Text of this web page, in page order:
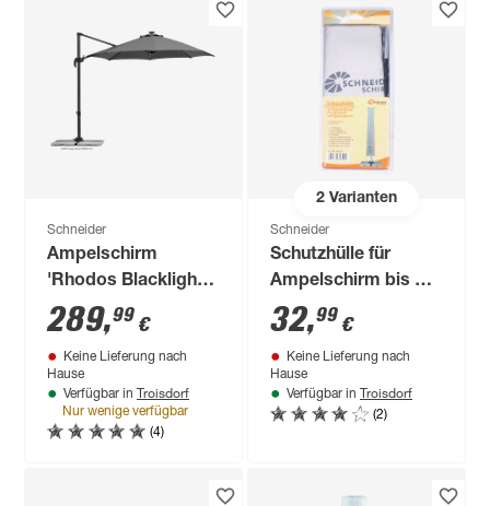
Schneider
Ampelschirm
'Rhodos Blacklight'
drehbar/neigbar Ø
300 cm
289,99 €
Keine Lieferung nach
Hause
Verfügbar in Troisdorf
Nur wenige verfügbar
(4)
2Varianten
Schneider
Schutzhülle für
Ampelschirm bis Ø
400 cm
32,99 €
Keine Lieferung nach
Hause
Verfügbar in Troisdorf
(2)